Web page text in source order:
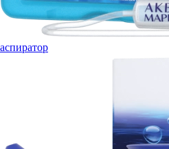
аспиратор